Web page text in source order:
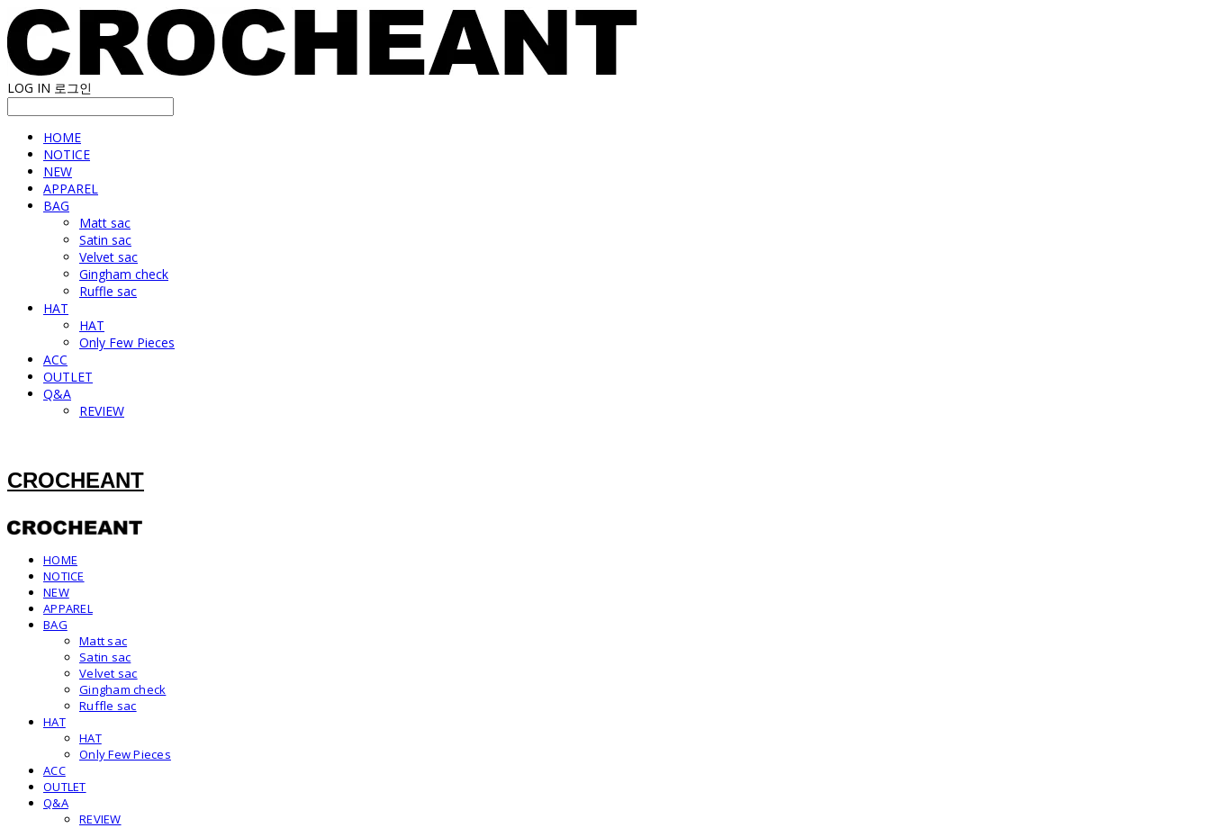
LOG IN 로그인
HOME
NOTICE
NEW
APPAREL
BAG
Matt sac
Satin sac
Velvet sac
Gingham check
Ruffle sac
HAT
HAT
Only Few Pieces
ACC
OUTLET
Q&A
REVIEW
CROCHEANT
HOME
NOTICE
NEW
APPAREL
BAG
Matt sac
Satin sac
Velvet sac
Gingham check
Ruffle sac
HAT
HAT
Only Few Pieces
ACC
OUTLET
Q&A
REVIEW